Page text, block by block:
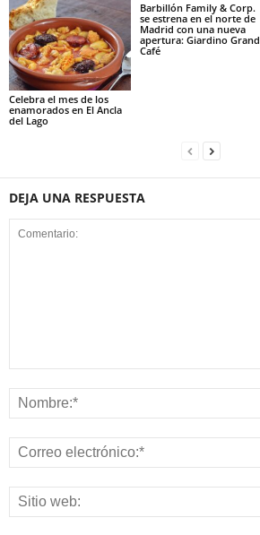
Celebra el mes de los
enamorados en El Ancla
del Lago
Barbillón Family & Corp.
se estrena en el norte de
Madrid con una nueva
apertura: Giardino Grand
Café
DEJA UNA RESPUESTA